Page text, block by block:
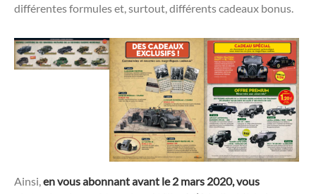
différentes formules et, surtout, différents cadeaux bonus.
Ainsi,en vous abonnant avant le 2 mars 2020, vous